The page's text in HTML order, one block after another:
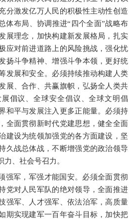
分激发亿万人民的积极性主动性创造
体布局、协调推进“四个全面”战略布
展理念，加快构建新发展格局，扎实
应对前进道路上的风险挑战，强化忧
扬斗争精神、增强斗争本领，更好统
发展和安全。必须持续推动构建人类
展、合作、共赢旗帜，弘扬全人类共
倡议、全球安全倡议、全球文明倡
和平与发展注入更多正能量。必须持
全面贯彻新时代党建思想，健全全面
建设为统领加强党的各方面建设，坚
久战总体战，不断增强党的政治领导
、社会号召力。
强军，军强才能国安。必须全面贯彻
党对人民军队的绝对领导，全面推进
强军、人才强军、依法治军，高质量
期实现建军一百年奋斗目标，加快把